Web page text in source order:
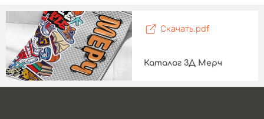
Скачать.pdf
Каталог 3Д Мерч